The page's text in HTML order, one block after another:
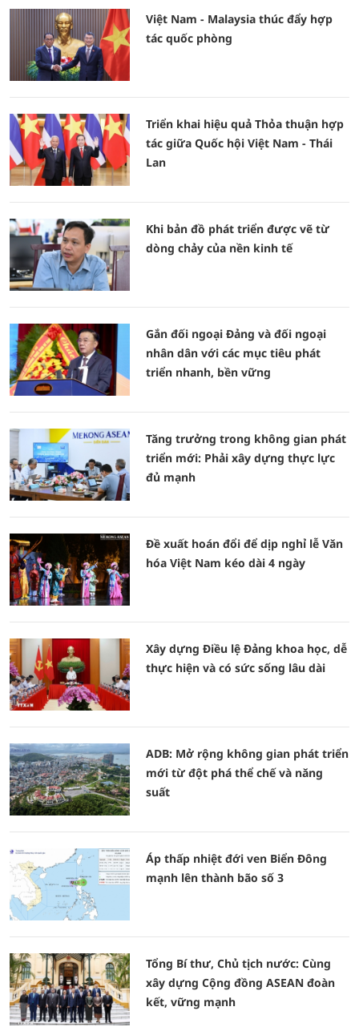
Việt Nam - Malaysia thúc đẩy hợp
tác quốc phòng
Triển khai hiệu quả Thỏa thuận hợp
tác giữa Quốc hội Việt Nam - Thái
Lan
Khi bản đồ phát triển được vẽ từ
dòng chảy của nền kinh tế
Gắn đối ngoại Đảng và đối ngoại
nhân dân với các mục tiêu phát
triển nhanh, bền vững
Tăng trưởng trong không gian phát
triển mới: Phải xây dựng thực lực
đủ mạnh
Đề xuất hoán đổi để dịp nghỉ lễ Văn
hóa Việt Nam kéo dài 4 ngày
Xây dựng Điều lệ Đảng khoa học, dễ
thực hiện và có sức sống lâu dài
ADB: Mở rộng không gian phát triển
mới từ đột phá thể chế và năng
suất
Áp thấp nhiệt đới ven Biển Đông
mạnh lên thành bão số 3
Tổng Bí thư, Chủ tịch nước: Cùng
xây dựng Cộng đồng ASEAN đoàn
kết, vững mạnh